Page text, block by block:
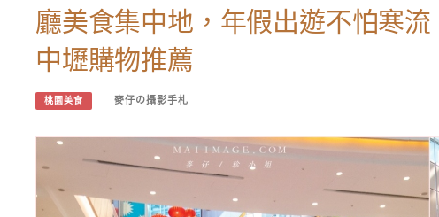
廳美食集中地，年假出遊不怕寒
中壢購物推薦
桃園美食 麥仔の攝影手札